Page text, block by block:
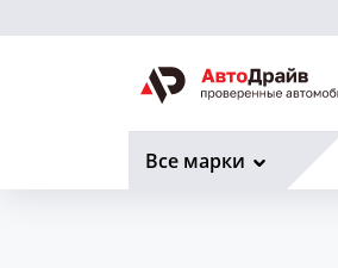
Все марки